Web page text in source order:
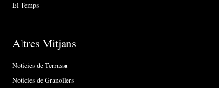
El Temps
Altres Mitjans
Notícies de Terrassa
Notícies de Granollers